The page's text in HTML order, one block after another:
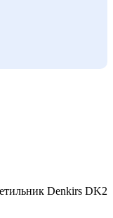
Denkirs